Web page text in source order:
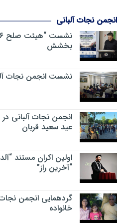
انجمن نجات آلبانی
بخشش
نشست انجمن نجات آلبانی
انجمن نجات آلبانی در
عید سعید قربان
اولین اکران مستند
“آخرین راز”
گردهمایی انجمن
خانواده